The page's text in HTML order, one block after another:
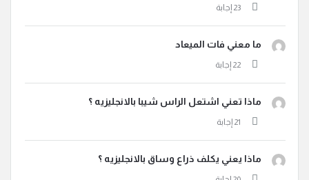
ما معني فات الميعاد
ماذا تعني اشتعل الراس شيبا بالانجليزيه ؟
ماذا يعني يكلف ذراع وساق بالانجليزيه ؟